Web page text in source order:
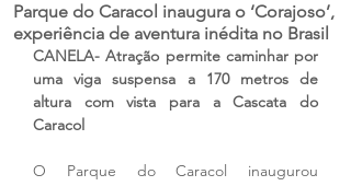
Parque do Caracol inaugura o ‘Corajoso’,
experiência de aventura inédita no Brasil
CANELA- Atração permite caminhar por
uma viga suspensa a 170 metros de
altura com vista para a Cascata do
Caracol
O Parque do Caracol inaugurou